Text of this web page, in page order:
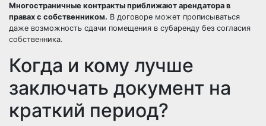
Многостраничные контракты приближают арендатора в
правах с собственником. В договоре может прописываться
даже возможность сдачи помещения в субаренду без согласия
собственника.
Когда и кому лучше
заключать документ на
краткий период?